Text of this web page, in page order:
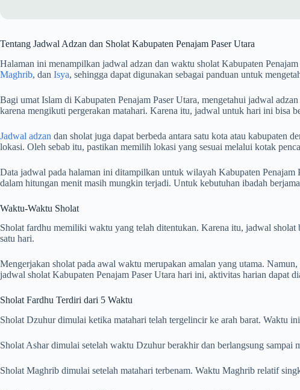
Tentang Jadwal Adzan dan Sholat Kabupaten Penajam Paser Utara
Halaman ini menampilkan jadwal adzan dan waktu sholat Kabupaten
Maghrib, dan Isya, sehingga dapat digunakan sebagai panduan untuk
Bagi umat Islam di Kabupaten Penajam Paser Utara, mengetahui jadwal
karena mengikuti pergerakan matahari. Karena itu, jadwal untuk hari ini bisa
Jadwal adzan dan sholat juga dapat berbeda antara satu kota atau kabupaten
lokasi. Oleh sebab itu, pastikan memilih lokasi yang sesuai melalui kotak
Data jadwal pada halaman ini ditampilkan untuk wilayah Kabupaten Penajam
dalam hitungan menit masih mungkin terjadi. Untuk kebutuhan ibadah
Waktu-Waktu Sholat
Sholat fardhu memiliki waktu yang telah ditentukan. Karena itu, jadwal
satu hari.
Mengerjakan sholat pada awal waktu merupakan amalan yang utama.
jadwal sholat Kabupaten Penajam Paser Utara hari ini, aktivitas harian dapat
Sholat Fardhu Terdiri dari 5 Waktu
Sholat Dzuhur dimulai ketika matahari telah tergelincir ke arah barat. Waktu
Sholat Ashar dimulai setelah waktu Dzuhur berakhir dan berlangsung
Sholat Maghrib dimulai setelah matahari terbenam. Waktu Maghrib relatif